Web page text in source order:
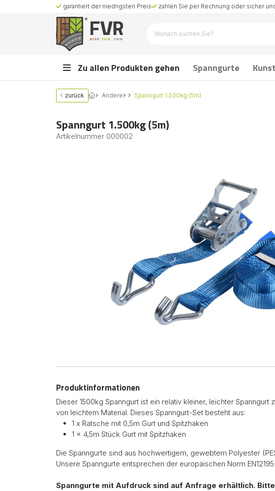
garantiert der niedrigsten Preis zahlen Sie per Rechnung oder sicher
Zu allen Produkten gehen Spanngurte
zurück Andere Spanngurt 1.500kg (5m)
Spanngurt 1.500kg (5m)
Artikelnummer 000002
Produktinformationen
Dieser 1500kg Spanngurt ist ein relativ kleiner, leichter Spanngurt
von leichtem Material. Dieses Spanngurt-Set besteht aus:
1 x Ratsche mit 0,5m Gurt und Spitzhaken
1 x 4,5m Stück Gurt mit Spitzhaken
Die Spanngurte sind aus hochwertigem, gewebtem Polyester
Unsere Spanngurte entsprechen der europäischen Norm
Spanngurte mit Aufdruck sind auf Anfrage erhältlich. Bitte